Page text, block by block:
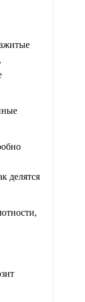
делятся